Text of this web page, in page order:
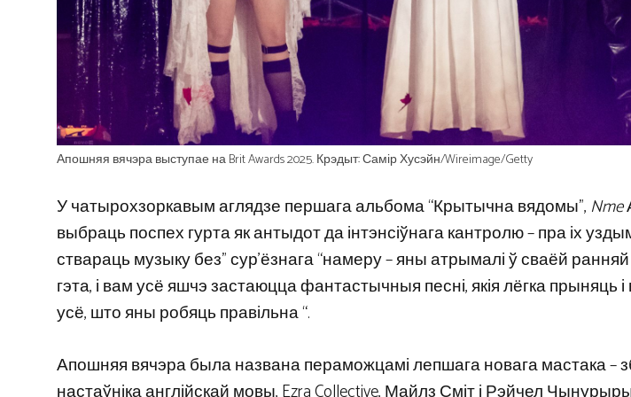
Апошняя вячэра выступае на Brit Awards 2025. Крэдыт: Самір Хусэйн/Wireimage/Getty
У чатырохзоркавым аглядзе першага альбома “Крытычна вядомы”, Nme
выбраць поспех гурта як антыдот да інтэнсіўнага кантролю – пра іх
ствараць музыку без” сур’ёзнага “намеру – яны атрымалі ў сваёй
гэта, і вам усё яшчэ застаюцца фантастычныя песні, якія лёгка прыняць
усё, што яны робяць правільна “.
Апошняя вячэра была названа пераможцамі лепшага новага мастака –